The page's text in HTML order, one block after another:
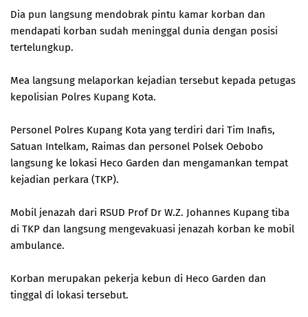
Dia pun langsung mendobrak pintu kamar korban dan
mendapati korban sudah meninggal dunia dengan posisi
tertelungkup.
Mea langsung melaporkan kejadian tersebut kepada petugas
kepolisian Polres Kupang Kota.
Personel Polres Kupang Kota yang terdiri dari Tim Inafis,
Satuan Intelkam, Raimas dan personel Polsek Oebobo
langsung ke lokasi Heco Garden dan mengamankan tempat
kejadian perkara (TKP).
Mobil jenazah dari RSUD Prof Dr W.Z. Johannes Kupang tiba
di TKP dan langsung mengevakuasi jenazah korban ke mobil
ambulance.
Korban merupakan pekerja kebun di Heco Garden dan
tinggal di lokasi tersebut.